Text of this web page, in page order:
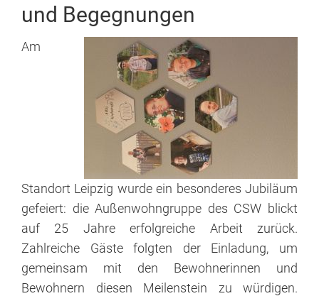
Kindertageseinrichtung
Frühförderung
Franziskus
Heilpädagogische
Tagesgruppe
wohnen
Wohnstätten
und Begegnungen
Am
Standort Leipzig wurde ein besonderes Jubiläum
gefeiert: die Außenwohngruppe des CSW blickt
auf 25 Jahre erfolgreiche Arbeit zurück.
Zahlreiche Gäste folgten der Einladung, um
gemeinsam mit den Bewohnerinnen und
Bewohnern diesen Meilenstein zu würdigen.